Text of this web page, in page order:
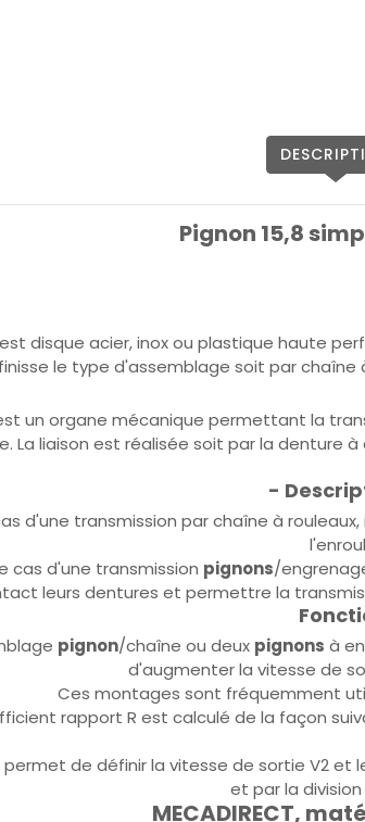
Pignon 15,8
disque acier, inox ou plastique haute
le type d'assemblage soit par
un organe mécanique permettant la
La liaison est réalisée soit par la denture
-
d'une transmission par chaîne à rouleaux,
cas d'une transmission pignons/
leurs dentures et permettre la
pignon/chaîne ou deux pignons à
d'augmenter la vitesse de
Ces montages sont fréquemment
rapport R est calculé de la façon
de définir la vitesse de sortie V2 et
et par la
MECADIRECT,